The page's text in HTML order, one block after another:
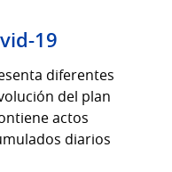
19
diferentes
del plan
actos
diarios